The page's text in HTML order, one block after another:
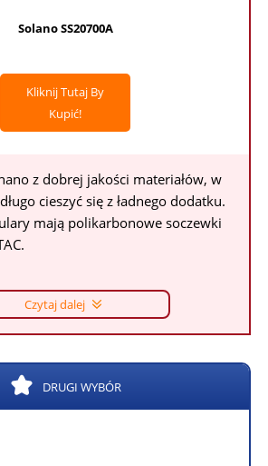
Solano SS20700A
Kliknij Tutaj By
Kupić!
z dobrej jakości materiałów, w
cieszyć się z ładnego dodatku.
mają polikarbonowe soczewki
Czytaj dalej
DRUGI WYBÓR